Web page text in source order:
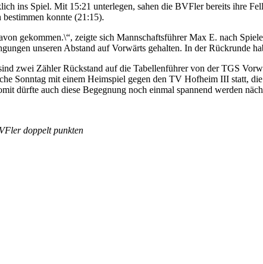
ins Spiel. Mit 15:21 unterlegen, sahen die BVFler bereits ihre
konnte (21:15).
gekommen.\“, zeigte sich Mannschaftsführer Max E. nach
unseren Abstand auf Vorwärts gehalten. In der Rückrunde
zwei Zähler Rückstand auf die Tabellenführer von der TGS
Sonntag mit einem Heimspiel gegen den TV Hofheim III statt,
dürfte auch diese Begegnung noch einmal spannend werden
doppelt punkten